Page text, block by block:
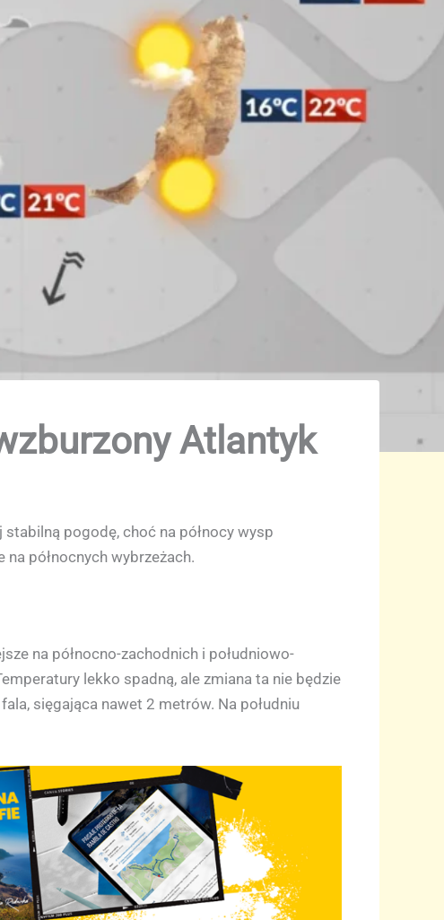
Atlantyk
pogodę, choć na północy wysp
północnych wybrzeżach.
na północno-zachodnich i południowo-
lekko spadną, ale zmiana ta nie będzie
sięgająca nawet 2 metrów. Na południu